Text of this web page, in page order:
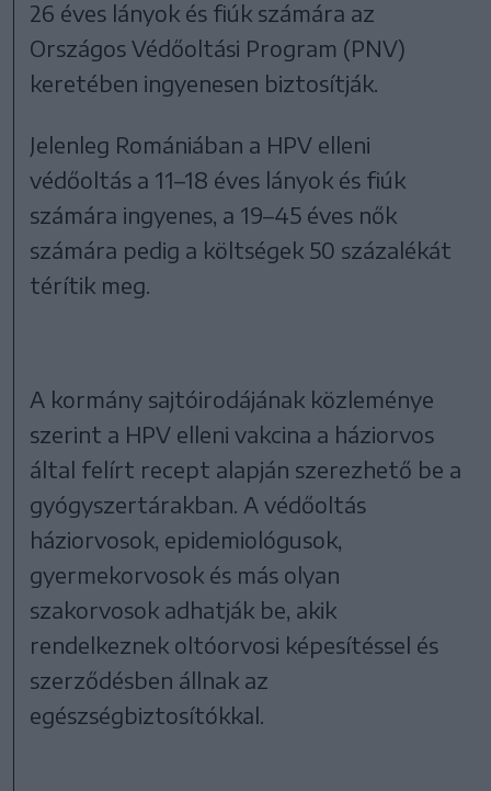
26 éves lányok és fiúk számára az
Országos Védőoltási Program (PNV)
keretében ingyenesen biztosítják.
Jelenleg Romániában a HPV elleni
védőoltás a 11–18 éves lányok és fiúk
számára ingyenes, a 19–45 éves nők
számára pedig a költségek 50 százalékát
térítik meg.
A kormány sajtóirodájának közleménye
szerint a HPV elleni vakcina a háziorvos
által felírt recept alapján szerezhető be a
gyógyszertárakban. A védőoltás
háziorvosok, epidemiológusok,
gyermekorvosok és más olyan
szakorvosok adhatják be, akik
rendelkeznek oltóorvosi képesítéssel és
szerződésben állnak az
egészségbiztosítókkal.